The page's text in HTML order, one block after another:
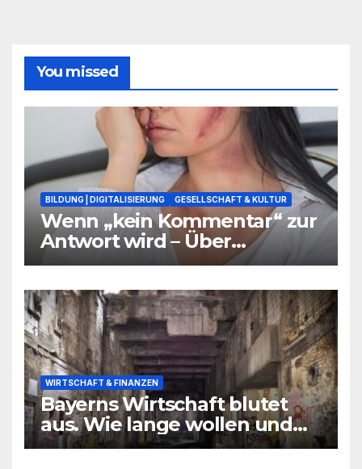
You missed
BILDUNG | DIGITALISIERUNG GESELLSCHAFT & KULTUR
Wenn „kein Kommentar“ zur
Antwort wird – Über
Warnsignale aus Schulen, die
WIRTSCHAFT & FINANZEN
Bayerns Wirtschaft blutet
aus. Wie lange wollen und
können wir uns den